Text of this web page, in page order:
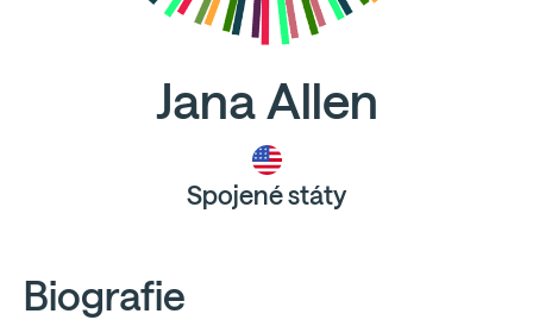
Jana Allen
Spojené státy
Biografie